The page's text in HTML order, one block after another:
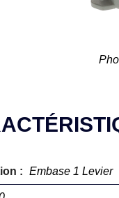
: Embase 1 Levier